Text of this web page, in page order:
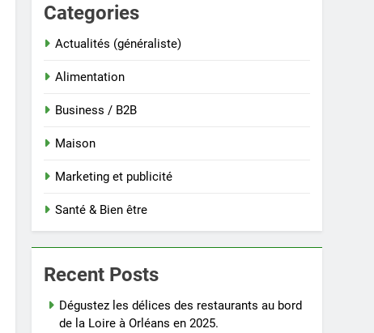
Categories
Actualités (généraliste)
Alimentation
Business / B2B
Maison
Marketing et publicité
Santé & Bien être
Recent Posts
Dégustez les délices des restaurants au bord
de la Loire à Orléans en 2025.